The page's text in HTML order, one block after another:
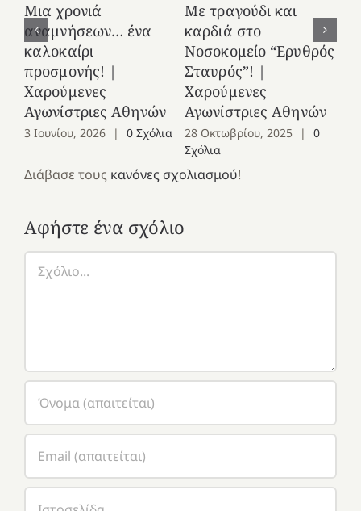
Μια χρονιά
αναμνήσεων… ένα
καλοκαίρι
προσμονής! |
Χαρούμενες
Αγωνίστριες Αθηνών
3 Ιουνίου, 2026 | 0 Σχόλια
Με τραγούδι και
καρδιά στο
Νοσοκομείο “Ερυθρός
Σταυρός”! |
Χαρούμενες
Αγωνίστριες Αθηνών
28 Οκτωβρίου, 2025 |
0
Σχόλια
Διάβασε τους κανόνες σχολιασμού!
Αφήστε ένα σχόλιο